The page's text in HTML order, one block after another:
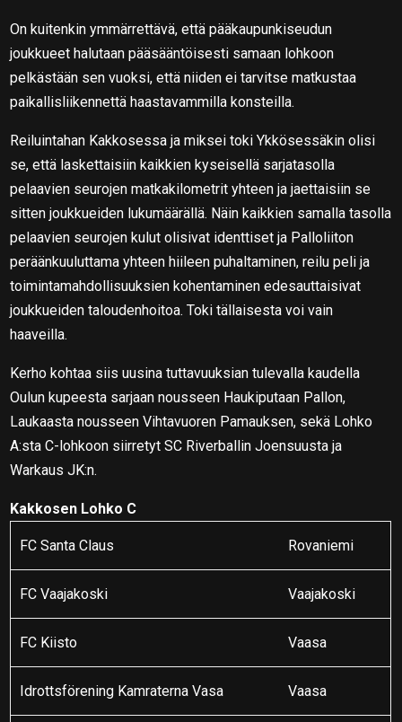
On kuitenkin ymmärrettävä, että pääkaupunkiseudun
joukkueet halutaan pääsääntöisesti samaan lohkoon
pelkästään sen vuoksi, että niiden ei tarvitse matkustaa
paikallisliikennettä haastavammilla konsteilla.
Reiluintahan Kakkosessa ja miksei toki Ykkösessäkin olisi
se, että laskettaisiin kaikkien kyseisellä sarjatasolla
pelaavien seurojen matkakilometrit yhteen ja jaettaisiin se
sitten joukkueiden lukumäärällä. Näin kaikkien samalla tasolla
pelaavien seurojen kulut olisivat identtiset ja Palloliiton
peräänkuuluttama yhteen hiileen puhaltaminen, reilu peli ja
toimintamahdollisuuksien kohentaminen edesauttaisivat
joukkueiden taloudenhoitoa. Toki tällaisesta voi vain
haaveilla.
Kerho kohtaa siis uusina tuttavuuksian tulevalla kaudella
Oulun kupeesta sarjaan nousseen Haukiputaan Pallon,
Laukaasta nousseen Vihtavuoren Pamauksen, sekä Lohko
A:sta C-lohkoon siirretyt SC Riverballin Joensuusta ja
Warkaus JK:n.
Kakkosen Lohko C
FC Santa Claus Rovaniemi
FC Vaajakoski Vaajakoski
FC Kiisto Vaasa
Idrottsförening Kamraterna Vasa Vaasa